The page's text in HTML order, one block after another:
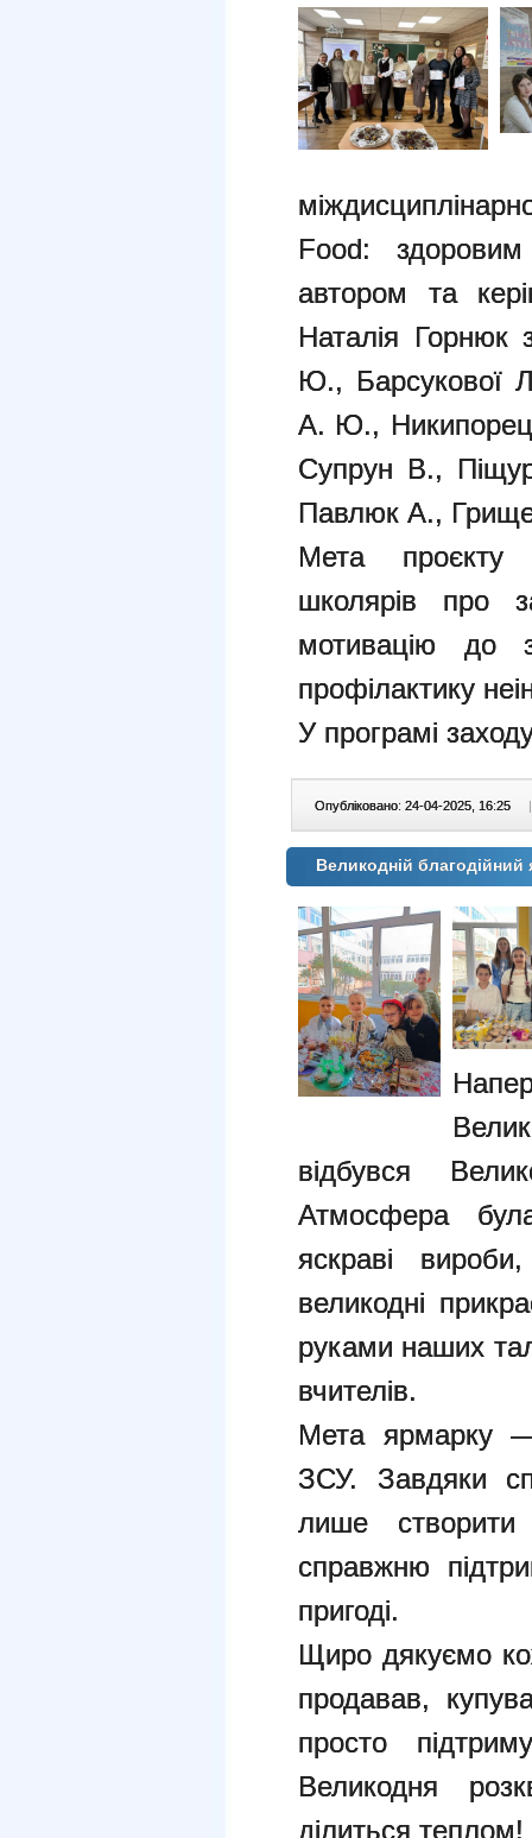
Food:
автором та
Наталія Горнюк
Ю., Барсукової
А. Ю.,
Супрун В.,
Павлюк А.,
Мета проєкту
школярів про
мотивацію до
профілактику
У програмі
Опубліковано: 24-04-2025, 16:25 |
Великодній благодійний
відбувся
Атмосфера
яскраві
великодні
руками наших
вчителів.
Мета ярмарку
ЗСУ. Завдяки
лише
справжню
пригоді.
Щиро дякуємо
продавав,
просто
Великодня
ділиться теплом!